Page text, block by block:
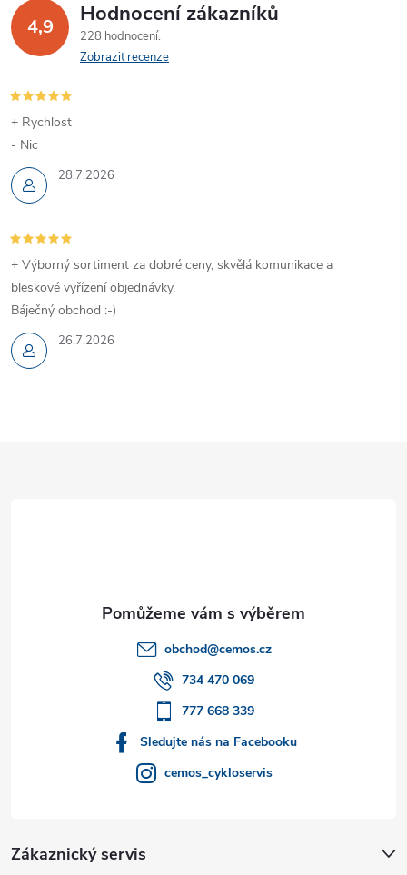
p
s
u
4,9 Hodnocení zákazníků
228 hodnocení
Zobrazit recenze
28.7.2026
+ Rychlost
- Nic
26.7.2026
+ Výborný sortiment za dobré ceny, skvělá komunikace a
bleskové vyřízení objednávky.
Báječný obchod :-)
obchod@cemos.cz
734 470 069
777 668 339
Sledujte nás na Facebooku
cemos_cykloservis
Zákaznický servis